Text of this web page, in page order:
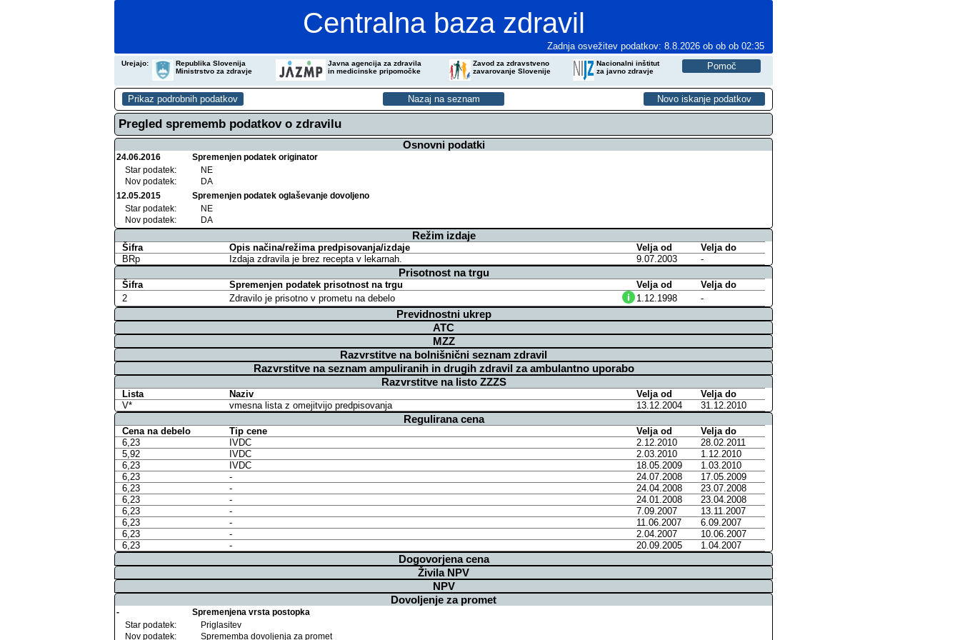
Centralna baza zdravil
Zadnja osvežitev podatkov: 8.8.2026 ob ob ob 02:35
Urejajo:
Republika Slovenija
Ministrstvo za zdravje
Javna agencija za zdravila
in medicinske pripomočke
Zavod za zdravstveno
zavarovanje Slovenije
Nacionalni inštitut
za javno zdravje
Pregled sprememb podatkov o zdravilu
Osnovni podatki
24.06.2016
Spremenjen podatek originator
Star podatek:
NE
Nov podatek:
DA
12.05.2015
Spremenjen podatek oglaševanje dovoljeno
Star podatek:
NE
Nov podatek:
DA
Režim izdaje
Šifra Opis načina/režima predpisovanja/izdaje Velja od
Velja do
BRp
Izdaja zdravila je brez recepta v lekarnah. 9.07.2003 -
Prisotnost na trgu
Šifra Spremenjen podatek prisotnost na trgu Velja od
Velja do
2
Zdravilo je prisotno v prometu na debelo 1.12.1998 -
Previdnostni ukrep
ATC
MZZ
Razvrstitve na bolnišnični seznam zdravil
Razvrstitve na seznam ampuliranih in drugih zdravil za ambulantno uporabo
Razvrstitve na listo ZZZS
Lista Naziv Velja od
Velja do
V*
vmesna lista z omejitvijo predpisovanja 13.12.2004 31.12.2010
Regulirana cena
Cena na debelo Tip cene Velja od
Velja do
6,23
IVDC 2.12.2010
28.02.2011
5,92
IVDC 2.03.2010
1.12.2010
6,23
IVDC 18.05.2009
1.03.2010
6,23
- 24.07.2008
17.05.2009
6,23
- 24.04.2008
23.07.2008
6,23
- 24.01.2008
23.04.2008
6,23
- 7.09.2007
13.11.2007
6,23
- 11.06.2007
6.09.2007
6,23
- 2.04.2007
10.06.2007
6,23
- 20.09.2005 1.04.2007
Dogovorjena cena
Živila NPV
NPV
Dovoljenje za promet
-
Spremenjena vrsta postopka
Star podatek:
Priglasitev
Nov podatek:
Sprememba dovoljenja za promet